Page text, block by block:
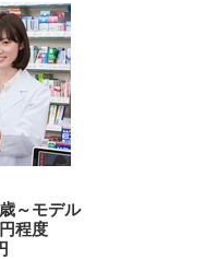
～モデル
程度